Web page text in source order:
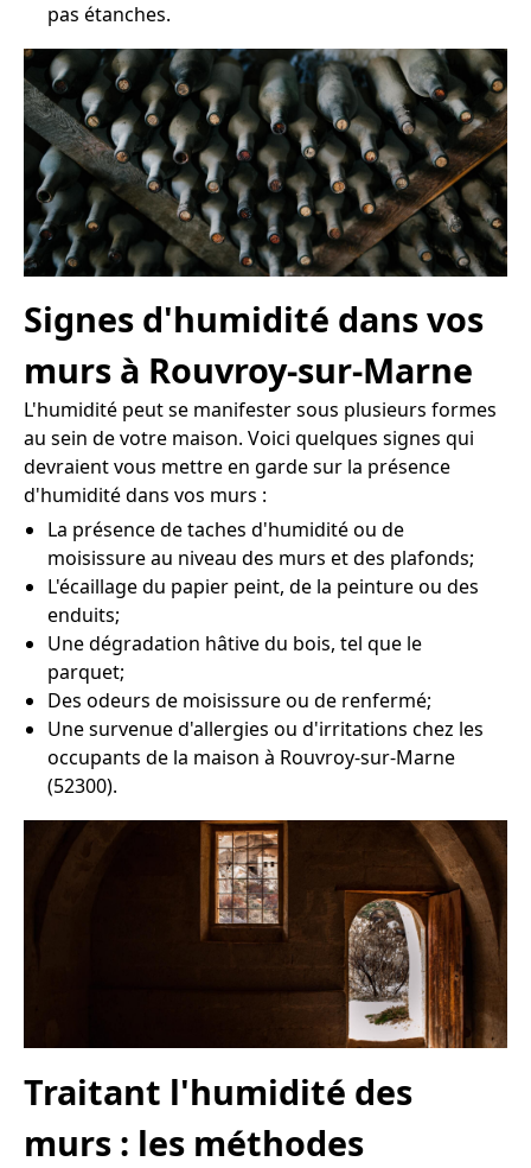
pas étanches.
Signes d'humidité dans vos
murs à Rouvroy-sur-Marne
L'humidité peut se manifester sous plusieurs formes
au sein de votre maison. Voici quelques signes qui
devraient vous mettre en garde sur la présence
d'humidité dans vos murs :
La présence de taches d'humidité ou de
moisissure au niveau des murs et des plafonds;
L'écaillage du papier peint, de la peinture ou des
enduits;
Une dégradation hâtive du bois, tel que le
parquet;
Des odeurs de moisissure ou de renfermé;
Une survenue d'allergies ou d'irritations chez les
occupants de la maison à Rouvroy-sur-Marne
(52300).
Traitant l'humidité des
murs : les méthodes